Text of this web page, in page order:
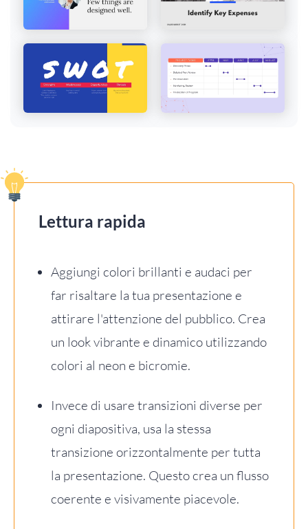
Lettura rapida
Aggiungi colori brillanti e audaci per
far risaltare la tua presentazione e
attirare l'attenzione del pubblico. Crea
un look vibrante e dinamico utilizzando
colori al neon e bicromie.
Invece di usare transizioni diverse per
ogni diapositiva, usa la stessa
transizione orizzontalmente per tutta
la presentazione. Questo crea un flusso
coerente e visivamente piacevole.